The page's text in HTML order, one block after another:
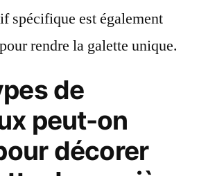
spécifique est également
rendre la galette unique.
de
peut-on
décorer